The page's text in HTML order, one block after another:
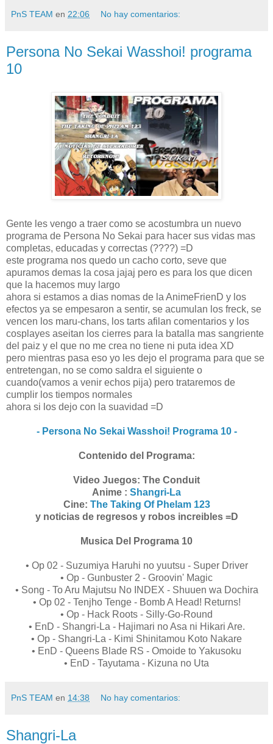
PnS TEAM en 22:06 No hay comentarios:
Persona No Sekai Wasshoi! programa
10
Gente les vengo a traer como se acostumbra un nuevo
programa de Persona No Sekai para hacer sus vidas mas
completas, educadas y correctas (????) =D
este programa nos quedo un cacho corto, seve que
apuramos demas la cosa jajaj pero es para los que dicen
que la hacemos muy largo
ahora si estamos a dias nomas de la AnimeFrienD y los
efectos ya se empesaron a sentir, se acumulan los freck, se
vencen los maru-chans, los tarts afilan comentarios y los
cosplayes aseitan los cierres para la batalla mas sangriente
del paiz y el que no me crea no tiene ni puta idea XD
pero mientras pasa eso yo les dejo el programa para que se
entretengan, no se como saldra el siguiente o
cuando(vamos a venir echos pija) pero trataremos de
cumplir los tiempos normales
ahora si los dejo con la suavidad =D
- Persona No Sekai Wasshoi! Programa 10 -
Contenido del Programa:
Video Juegos: The Conduit
Anime : Shangri-La
Cine: The Taking Of Phelam 123
y noticias de regresos y robos increibles =D
Musica Del Programa 10
• Op 02 - Suzumiya Haruhi no yuutsu - Super Driver
• Op - Gunbuster 2 - Groovin' Magic
• Song - To Aru Majutsu No INDEX - Shuuen wa Dochira
• Op 02 - Tenjho Tenge - Bomb A Head! Returns!
• Op - Hack Roots - Silly-Go-Round
• EnD - Shangri-La - Hajimari no Asa ni Hikari Are.
• Op - Shangri-La - Kimi Shinitamou Koto Nakare
• EnD - Queens Blade RS - Omoide to Yakusoku
• EnD - Tayutama - Kizuna no Uta
PnS TEAM en 14:38 No hay comentarios:
Shangri-La